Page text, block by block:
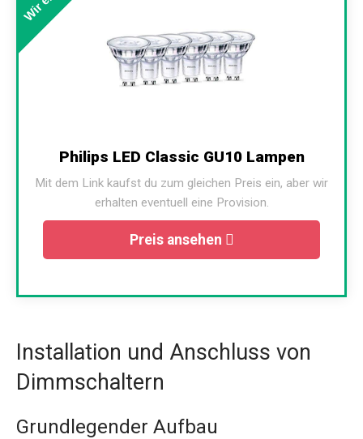
Philips LED Classic GU10 Lampen
Mit dem Link kaufst du zum gleichen Preis ein, aber wir
erhalten eventuell eine Provision.
Preis ansehen
Installation und Anschluss von
Dimmschaltern
Grundlegender Aufbau